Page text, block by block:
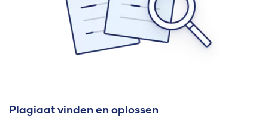
Plagiaat vinden en oplossen